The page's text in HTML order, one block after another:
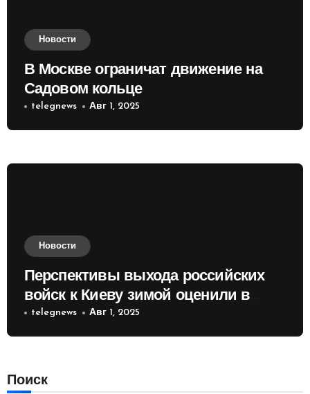
Новости
В Москве ограничат движение на
Садовом кольце
telegnews Авг 1, 2025
Новости
Перспективы выхода российских
войск к Киеву зимой оценили в
России
telegnews Авг 1, 2025
Поиск